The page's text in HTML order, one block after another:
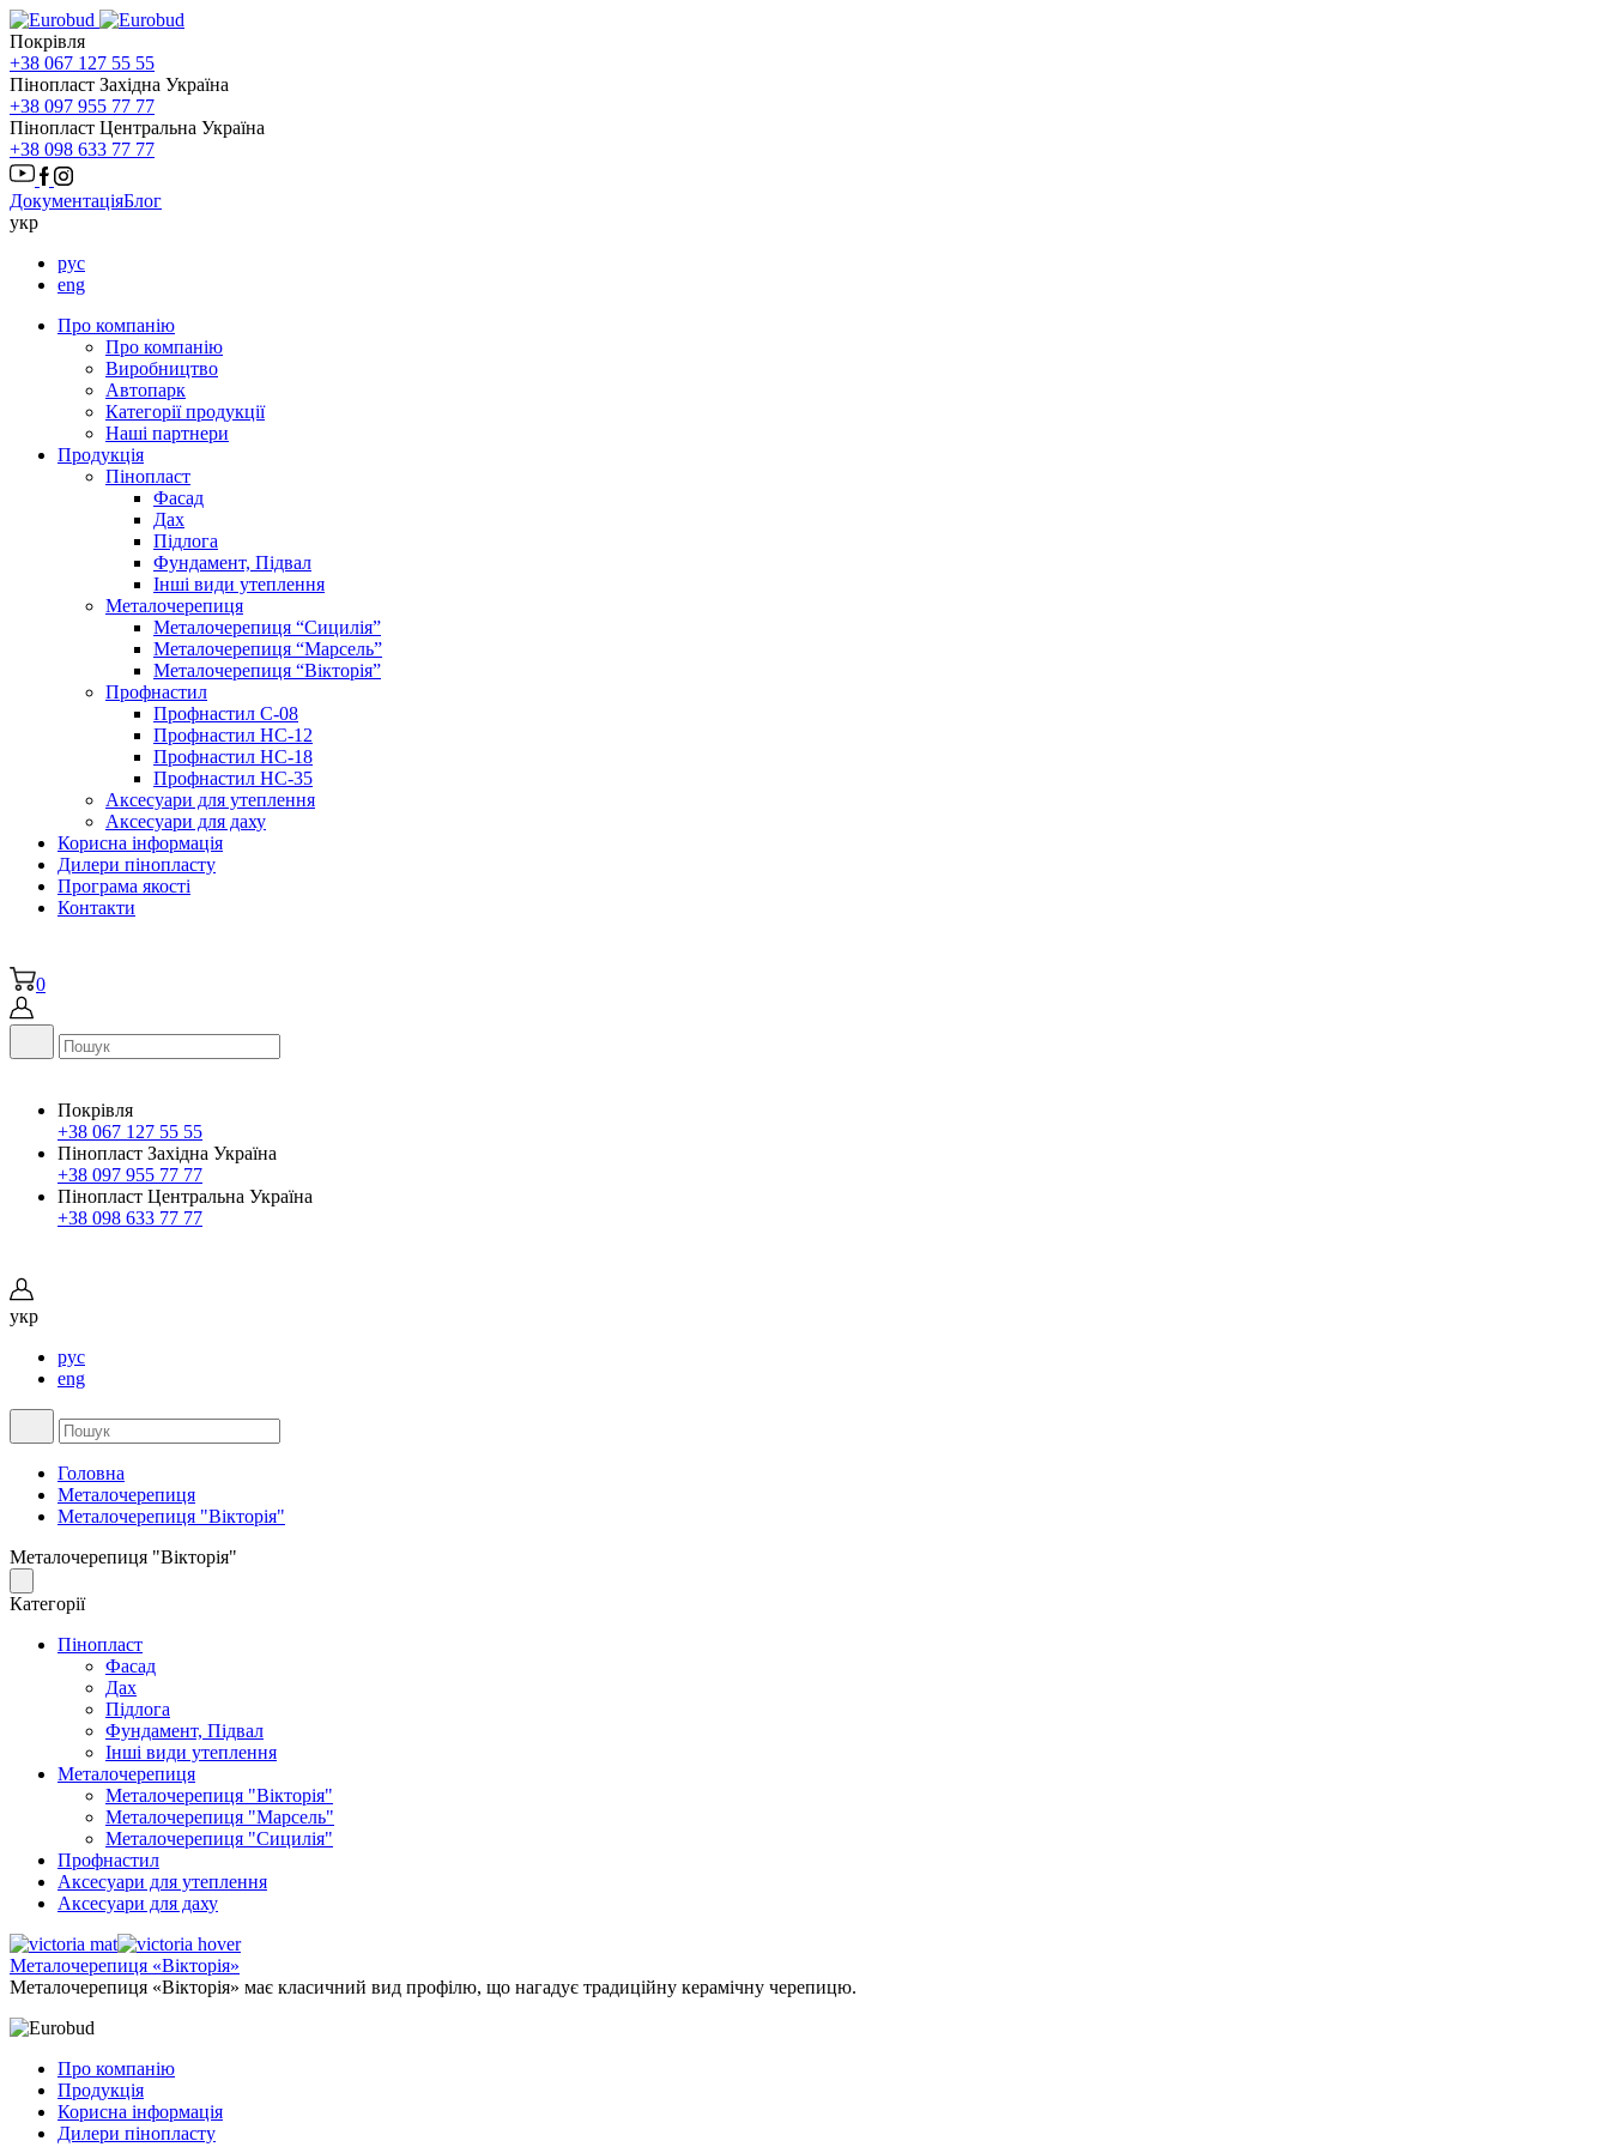
Покрівля
+38 067 127 55 55
Пінопласт Західна Україна
+38 097 955 77 77
Пінопласт Центральна Україна
+38 098 633 77 77
ДокументаціяБлог
укр
рус
eng
Про компанію
Про компанію
Виробництво
Автопарк
Категорії продукції
Наші партнери
Продукція
Пінопласт
Фасад
Дах
Підлога
Фундамент, Підвал
Інші види утеплення
Металочерепиця
Металочерепиця “Сицилія”
Металочерепиця “Марсель”
Металочерепиця “Вікторія”
Профнастил
Профнастил С-08
Профнастил НС-12
Профнастил НС-18
Профнастил НС-35
Аксесуари для утеплення
Аксесуари для даху
Корисна інформація
Дилери пінопласту
Програма якості
Контакти
0
Покрівля
+38 067 127 55 55
Пінопласт Західна Україна
+38 097 955 77 77
Пінопласт Центральна Україна
+38 098 633 77 77
укр
рус
eng
Головна
Металочерепиця
Металочерепиця "Вікторія"
Металочерепиця "Вікторія"
Категорії
Пінопласт
Фасад
Дах
Підлога
Фундамент, Підвал
Інші види утеплення
Металочерепиця
Металочерепиця "Вікторія"
Металочерепиця "Марсель"
Металочерепиця "Сицилія"
Профнастил
Аксесуари для утеплення
Аксесуари для даху
Металочерепиця «Вікторія»
Металочерепиця «Вікторія» має класичний вид профілю, що нагадує традиційну керамічну черепицю.
Про компанію
Продукція
Корисна інформація
Дилери пінопласту